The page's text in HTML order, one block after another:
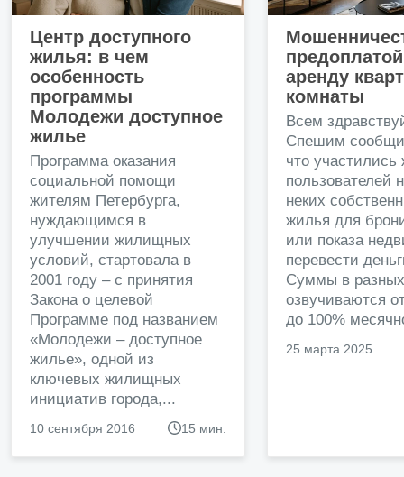
Центр доступного
жилья: в чем
особенность
программы
Молодежи доступное
жилье
Программа оказания
социальной помощи
жителям Петербурга,
нуждающимся в
улучшении жилищных
условий, стартовала в
2001 году – с принятия
Закона о целевой
Программе под названием
«Молодежи – доступное
жилье», одной из
ключевых жилищных
инициатив города,...
10 сентября 2016 15 мин.
аренду
комнаты
Всем
Спешим
что
пользователей
неких
жилья для
или показа
перевести
Суммы в
озвучиваются
до 100%
25 марта 2025